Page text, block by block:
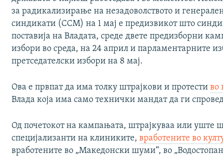
за радикализирање на незадоволството и
синдикати (ССМ) на 1 мај е предизвикот што
поставија на Владата, среде двете предизборни
избори во среда, на 24 април и парламентарните
претседателски избори на 8 мај.
Ова е првпат да има толку штрајкови и протестиво
Влада која има само технички мандат да ги
Од почетокот на кампањата, штрајкуваа или уште
специјализанти на клиниките,вработените во
вработените во „Македонски шуми“, во